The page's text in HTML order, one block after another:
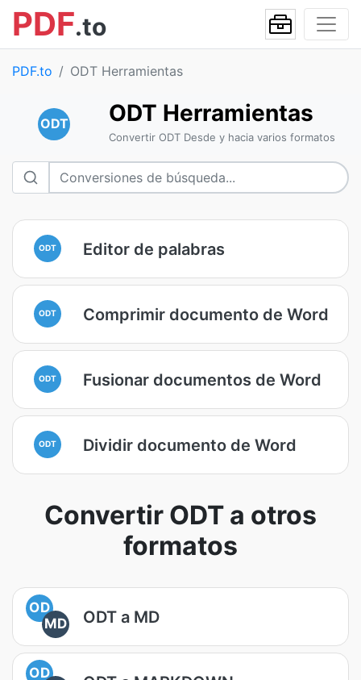
PDF.to
PDF.to ODT Herramientas
ODT ODT Herramientas
Convertir ODT Desde y hacia varios formatos
ODT Editor de palabras
ODT Comprimir documento de Word
ODT Fusionar documentos de Word
ODT Dividir documento de Word
Convertir ODT a otros
formatos
OD
MD
ODT a MD
OD